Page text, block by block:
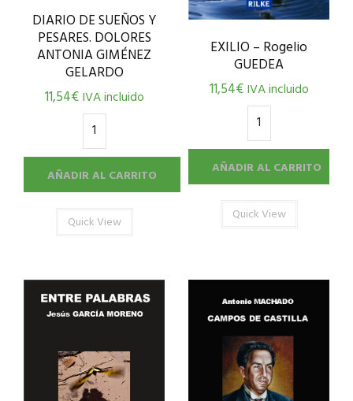
DIARIO DE SUEÑOS Y
PESARES. DOLORES
ANTONIA GIMÉNEZ
GELARDO
11,54€ IVA incluido
AÑADIR AL CARRITO
Quick View
EXILIO – Rogelio
GUEDEA
11,54€ IVA incluido
AÑADIR AL CARRITO
Quick View